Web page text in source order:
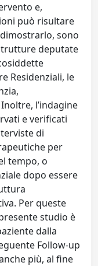
e,
può risultare
sono
deputate
Residenziali, le
l’indagine
e verificati
di
per
tempo, o
dopo essere
Per queste
studio è
dalla
Follow-up
più, al fine